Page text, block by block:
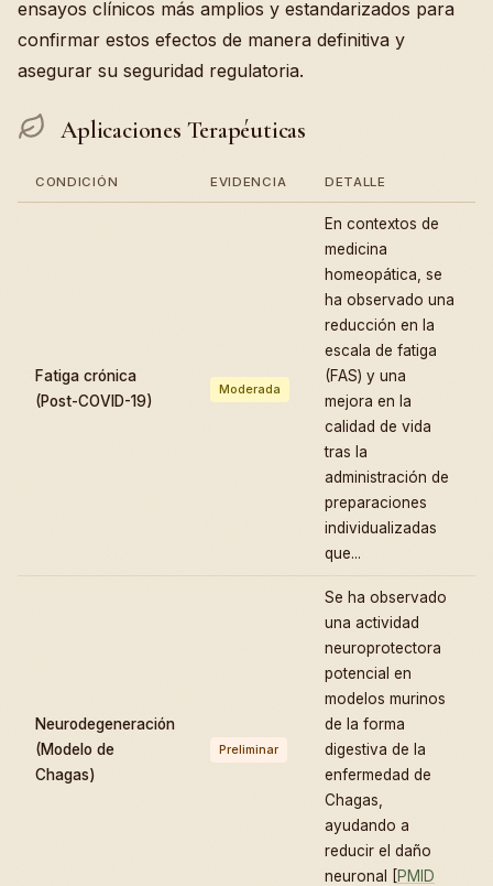
ensayos clínicos más amplios y estandarizados para
confirmar estos efectos de manera definitiva y
asegurar su seguridad regulatoria.
Aplicaciones Terapéuticas
CONDICIÓN EVIDENCIA DETALLE
Fatiga crónica
(Post-COVID-19)
Moderada
En contextos de
medicina
homeopática, se
ha observado una
reducción en la
escala de fatiga
(FAS) y una
mejora en la
calidad de vida
tras la
administración de
preparaciones
individualizadas
que...
Neurodegeneración
(Modelo de
Chagas)
Preliminar
Se ha observado
una actividad
neuroprotectora
potencial en
modelos murinos
de la forma
digestiva de la
enfermedad de
Chagas,
ayudando a
reducir el daño
neuronal [PMID